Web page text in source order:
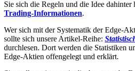
Sie sich die Regeln und die Idee dahinter
Trading-Informationen.
Wer sich mit der Systematik der Edge-
sollte sich unsere Artikel-Reihe:
durchlesen. Dort werden die Statistiken
Edge-Aktien offengelegt und erklärt.